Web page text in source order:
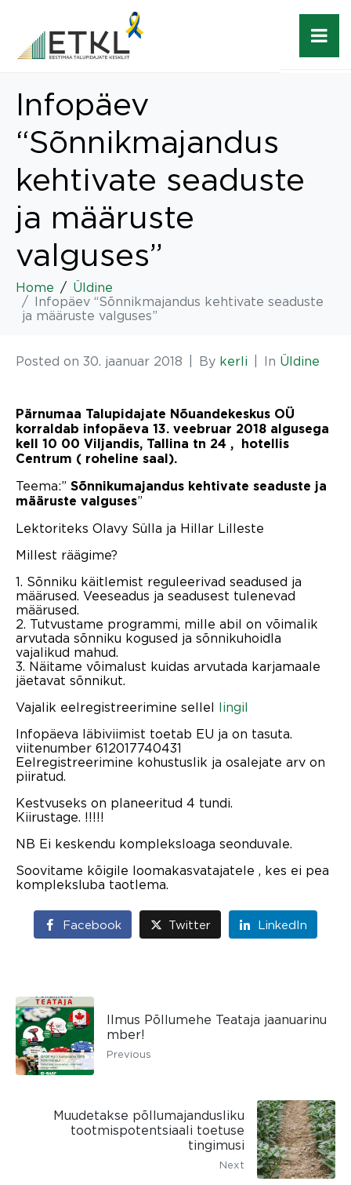
Infopäev
“Sõnnikmajandus
kehtivate seaduste
ja määruste
valguses”
Home
Üldine
Infopäev “Sõnnikmajandus kehtivate seaduste
ja määruste valguses”
Posted on 30. jaanuar 2018 By kerli In Üldine
Pärnumaa Talupidajate Nõuandekeskus OÜ
korraldab infopäeva 13. veebruar 2018 algusega
kell 10 00 Viljandis, Tallina tn 24 , hotellis
Centrum ( roheline saal).
Teema:” Sõnnikumajandus kehtivate seaduste ja
määruste valguses”
Lektoriteks Olavy Sülla ja Hillar Lilleste
Millest räägime?
1. Sõnniku käitlemist reguleerivad seadused ja
määrused. Veeseadus ja seadusest tulenevad
määrused.
2. Tutvustame programmi, mille abil on võimalik
arvutada sõnniku kogused ja sõnnikuhoidla
vajalikud mahud.
3. Näitame võimalust kuidas arvutada karjamaale
jäetavat sõnnikut.
Vajalik eelregistreerimine sellel lingil
Infopäeva läbiviimist toetab EU ja on tasuta.
viitenumber 612017740431
Eelregistreerimine kohustuslik ja osalejate arv on
piiratud.
Kestvuseks on planeeritud 4 tundi.
Kiirustage. !!!!!
NB Ei keskendu kompleksloaga seonduvale.
Soovitame kõigile loomakasvatajatele , kes ei pea
kompleksluba taotlema.
Facebook Twitter LinkedIn
Ilmus Põllumehe Teataja jaanuarinu
mber!
Previous
Muudetakse põllumajandusliku
tootmispotentsiaali toetuse
tingimusi
Next